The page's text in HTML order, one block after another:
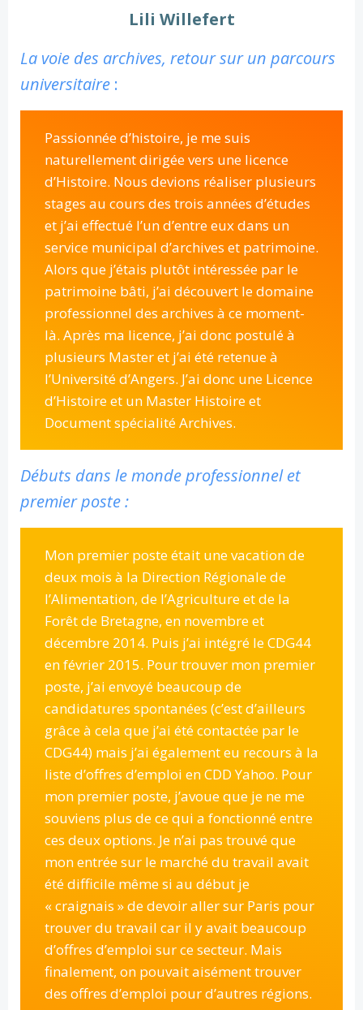
Lili Willefert
La voie des archives, retour sur un parcours
universitaire :
Passionnée d’histoire, je me suis
naturellement dirigée vers une licence
d’Histoire. Nous devions réaliser plusieurs
stages au cours des trois années d’études
et j’ai effectué l’un d’entre eux dans un
service municipal d’archives et patrimoine.
Alors que j’étais plutôt intéressée par le
patrimoine bâti, j’ai découvert le domaine
professionnel des archives à ce moment-
là. Après ma licence, j’ai donc postulé à
plusieurs Master et j’ai été retenue à
l’Université d’Angers. J’ai donc une Licence
d’Histoire et un Master Histoire et
Document spécialité Archives.
Débuts dans le monde professionnel et
premier poste :
Mon premier poste était une vacation de
deux mois à la Direction Régionale de
l’Alimentation, de l’Agriculture et de la
Forêt de Bretagne, en novembre et
décembre 2014. Puis j’ai intégré le CDG44
en février 2015. Pour trouver mon premier
poste, j’ai envoyé beaucoup de
candidatures spontanées (c’est d’ailleurs
grâce à cela que j’ai été contactée par le
CDG44) mais j’ai également eu recours à la
liste d’offres d’emploi en CDD Yahoo. Pour
mon premier poste, j’avoue que je ne me
souviens plus de ce qui a fonctionné entre
ces deux options. Je n’ai pas trouvé que
mon entrée sur le marché du travail avait
été difficile même si au début je
« craignais » de devoir aller sur Paris pour
trouver du travail car il y avait beaucoup
d’offres d’emploi sur ce secteur. Mais
finalement, on pouvait aisément trouver
des offres d’emploi pour d’autres régions.